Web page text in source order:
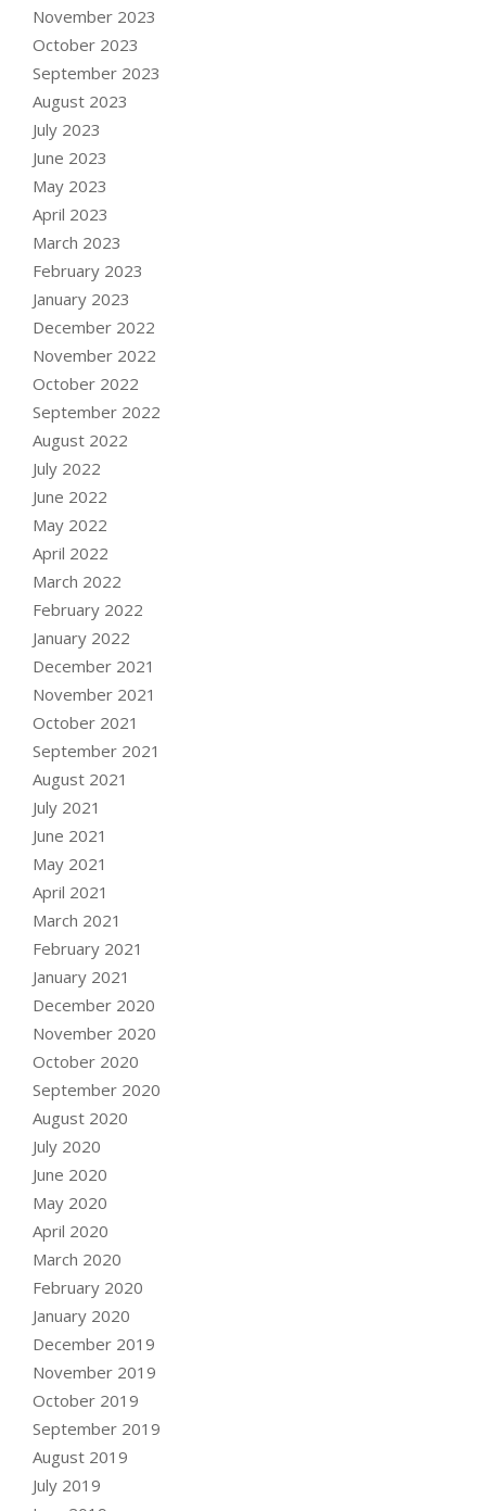
November 2023
October 2023
September 2023
August 2023
July 2023
June 2023
May 2023
April 2023
March 2023
February 2023
January 2023
December 2022
November 2022
October 2022
September 2022
August 2022
July 2022
June 2022
May 2022
April 2022
March 2022
February 2022
January 2022
December 2021
November 2021
October 2021
September 2021
August 2021
July 2021
June 2021
May 2021
April 2021
March 2021
February 2021
January 2021
December 2020
November 2020
October 2020
September 2020
August 2020
July 2020
June 2020
May 2020
April 2020
March 2020
February 2020
January 2020
December 2019
November 2019
October 2019
September 2019
August 2019
July 2019